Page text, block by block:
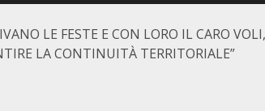
LE FESTE E CON LORO IL CARO
LA CONTINUITÀ TERRITORIALE”